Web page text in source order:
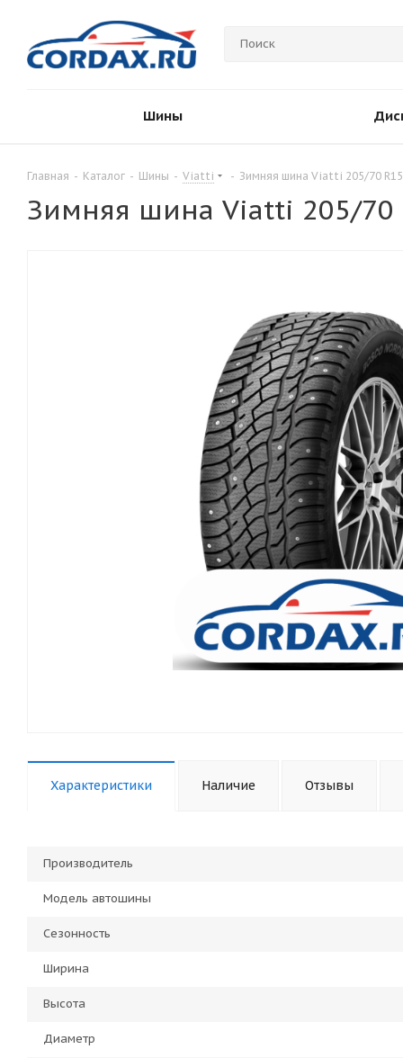
Шины
Главная - Каталог - Шины - Viatti - Зимняя шина Viatti 205/70
Зимняя шина Viatti 205/70
Характеристики Наличие Отзывы
Производитель
Модель автошины
Сезонность
Ширина
Высота
Диаметр